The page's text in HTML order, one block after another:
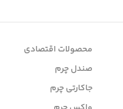
محصولات اقتصادی
صندل چرم
جاکارتی چرم